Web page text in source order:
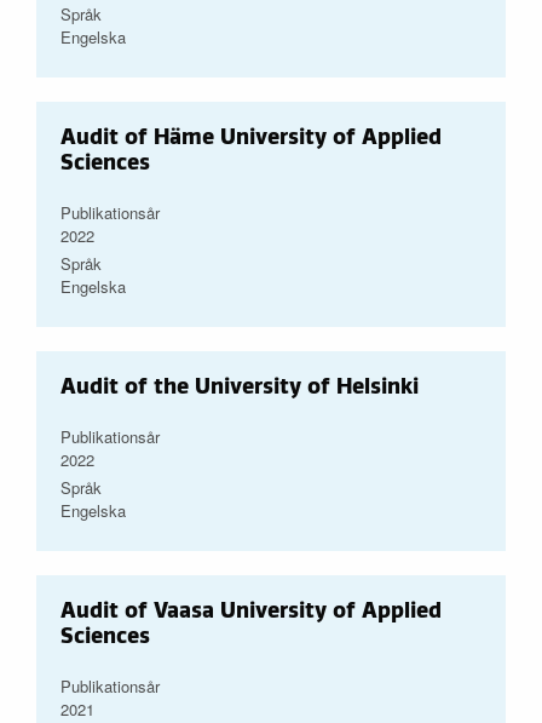
Språk
Engelska
Audit of Häme University of Applied
Sciences
Publikationsår
2022
Språk
Engelska
Audit of the University of Helsinki
Publikationsår
2022
Språk
Engelska
Audit of Vaasa University of Applied
Sciences
Publikationsår
2021